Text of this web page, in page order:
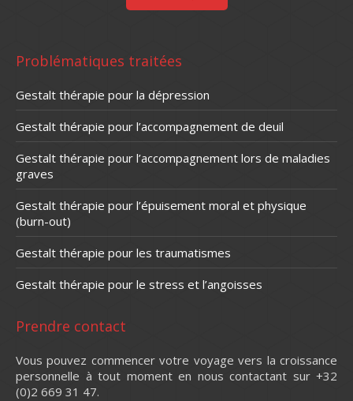
Problématiques traitées
Gestalt thérapie pour la dépression
Gestalt thérapie pour l’accompagnement de deuil
Gestalt thérapie pour l’accompagnement lors de maladies
graves
Gestalt thérapie pour l’épuisement moral et physique
(burn-out)
Gestalt thérapie pour les traumatismes
Gestalt thérapie pour le stress et l’angoisses
Prendre contact
Vous pouvez commencer votre voyage vers la croissance
personnelle à tout moment en nous contactant sur +32
(0)2 669 31 47.